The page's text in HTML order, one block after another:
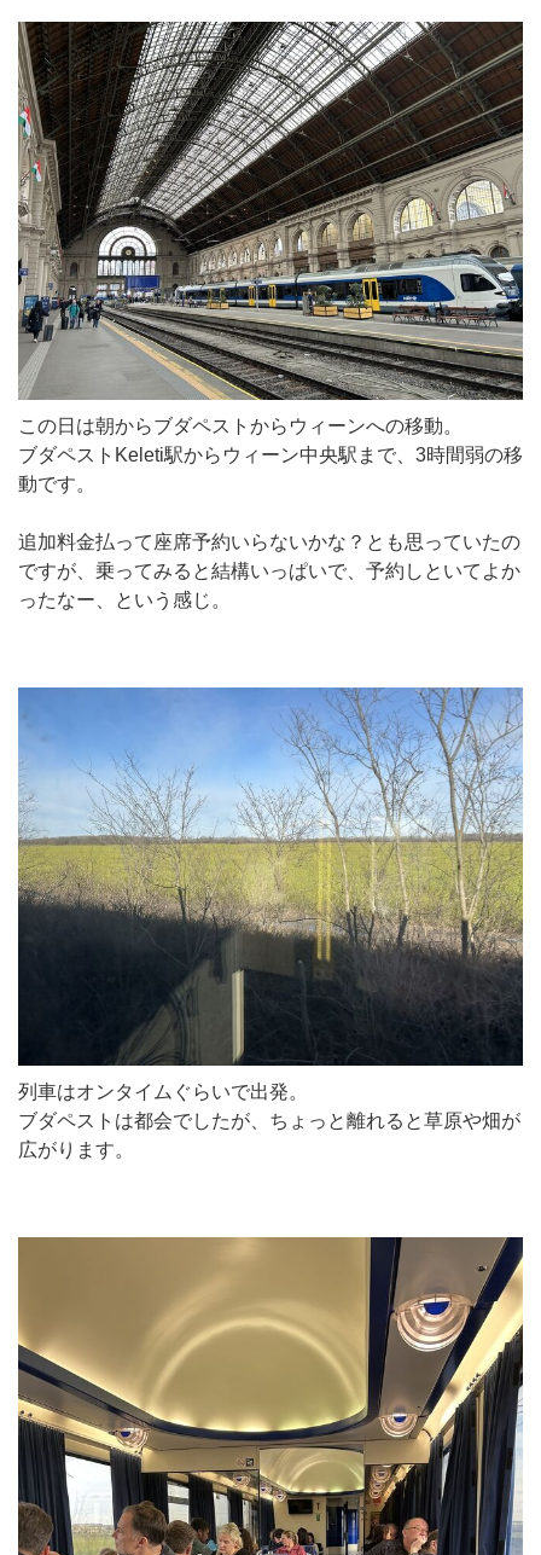
この日は朝からブダペストからウィーンへの移動。
ブダペストKeleti駅からウィーン中央駅まで、3時間弱の移
動です。
追加料金払って座席予約いらないかな？とも思っていたの
ですが、乗ってみると結構いっぱいで、予約しといてよか
ったなー、という感じ。
列車はオンタイムぐらいで出発。
ブダペストは都会でしたが、ちょっと離れると草原や畑が
広がります。